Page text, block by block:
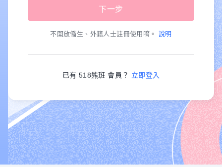
不開放僑生、外籍人士註冊使用唷。 說明
已有 518熊班 會員？ 立即登入